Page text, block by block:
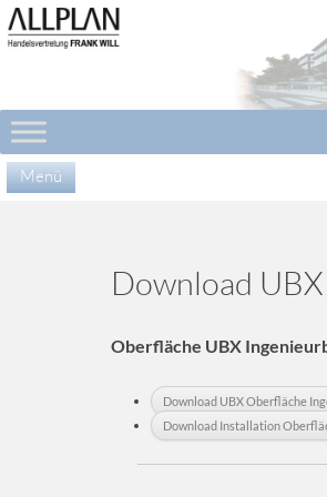
Menü
Download
Oberfläche UBX
Download UBX Oberfläche
Download Installation